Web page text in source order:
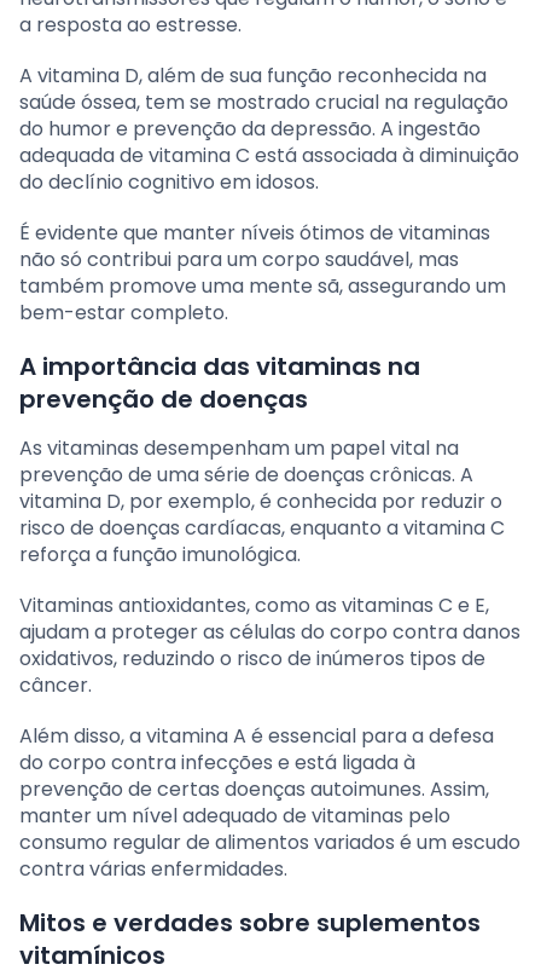
a resposta ao estresse.
A vitamina D, além de sua função reconhecida na
saúde óssea, tem se mostrado crucial na regulação
do humor e prevenção da depressão. A ingestão
adequada de vitamina C está associada à diminuição
do declínio cognitivo em idosos.
É evidente que manter níveis ótimos de vitaminas
não só contribui para um corpo saudável, mas
também promove uma mente sã, assegurando um
bem-estar completo.
A importância das vitaminas na
prevenção de doenças
As vitaminas desempenham um papel vital na
prevenção de uma série de doenças crônicas. A
vitamina D, por exemplo, é conhecida por reduzir o
risco de doenças cardíacas, enquanto a vitamina C
reforça a função imunológica.
Vitaminas antioxidantes, como as vitaminas C e E,
ajudam a proteger as células do corpo contra danos
oxidativos, reduzindo o risco de inúmeros tipos de
câncer.
Além disso, a vitamina A é essencial para a defesa
do corpo contra infecções e está ligada à
prevenção de certas doenças autoimunes. Assim,
manter um nível adequado de vitaminas pelo
consumo regular de alimentos variados é um escudo
contra várias enfermidades.
Mitos e verdades sobre suplementos
vitamínicos